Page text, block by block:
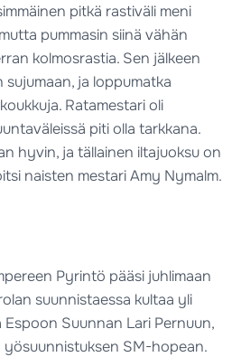
pitkä rastiväli meni
pummasin siinä vähän
kolmosrastia. Sen jälkeen
sujumaan, ja loppumatka
Ratamestari oli
piti olla tarkkana.
hyvin, ja tällainen iltajuoksu on
naisten mestari Amy Nymalm.
Pyrintö pääsi juhlimaan
suunnistaessa kultaa yli
Suunnan Lari Pernuun,
yösuunnistuksen SM-hopean.